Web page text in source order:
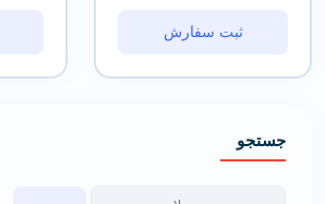
ثبت سفارش
جستجو